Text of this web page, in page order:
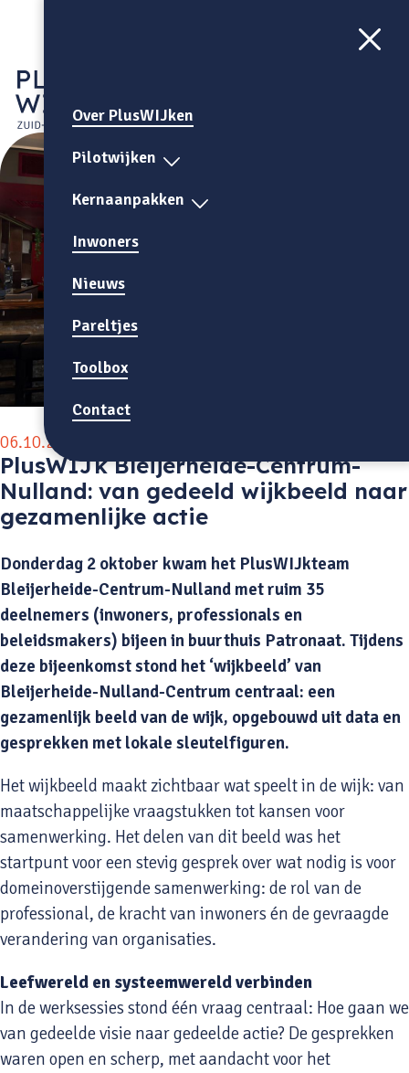
Over PlusWIJken
Pilotwijken
Kernaanpakken
Inwoners
Nieuws
Pareltjes
Toolbox
Contact
CONTRAST AAN
06.10.2025
PlusWIJk Bleijerheide-Centrum-
Nulland: van gedeeld wijkbeeld naar
gezamenlijke actie
Donderdag 2 oktober kwam het PlusWIJkteam
Bleijerheide-Centrum-Nulland met ruim 35
deelnemers (inwoners, professionals en
beleidsmakers) bijeen in buurthuis Patronaat. Tijdens
deze bijeenkomst stond het ‘wijkbeeld’ van
Bleijerheide-Nulland-Centrum centraal: een
gezamenlijk beeld van de wijk, opgebouwd uit data en
gesprekken met lokale sleutelfiguren.
Het wijkbeeld maakt zichtbaar wat speelt in de wijk: van
maatschappelijke vraagstukken tot kansen voor
samenwerking. Het delen van dit beeld was het
startpunt voor een stevig gesprek over wat nodig is voor
domeinoverstijgende samenwerking: de rol van de
professional, de kracht van inwoners én de gevraagde
verandering van organisaties.
Leefwereld en systeemwereld verbinden
In de werksessies stond één vraag centraal: Hoe gaan we
van gedeelde visie naar gedeelde actie? De gesprekken
waren open en scherp, met aandacht voor het